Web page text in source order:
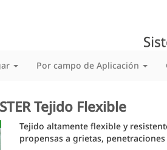
Por campo de Aplicación
Tejido Flexible
Tejido altamente flexible y
propensas a grietas,